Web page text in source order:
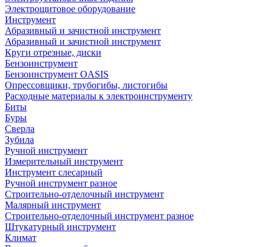
Электрощитовое оборудование
Инструмент
Абразивный и зачистной инструмент
Абразивный и зачистной инструмент
Круги отрезные, диски
Бензоинструмент
Бензоинструмент OASIS
Опрессовщики, трубогибы, листогибы
Расходные материалы к электроинструменту
Биты
Буры
Сверла
Зубила
Ручной инструмент
Измерительный инструмент
Инструмент слесарный
Ручной инструмент разное
Строительно-отделочный инструмент
Малярный инструмент
Строительно-отделочный инструмент разное
Штукатурный инструмент
Климат